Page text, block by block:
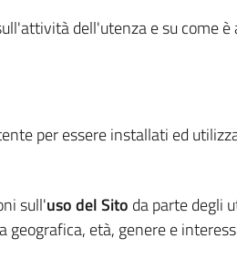
dell'utenza e su come
per essere installati ed
sull'uso del Sito da parte degli
età, genere e